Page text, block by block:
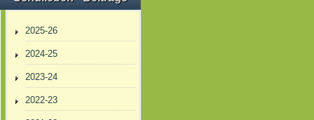
2025-26
2024-25
2023-24
2022-23